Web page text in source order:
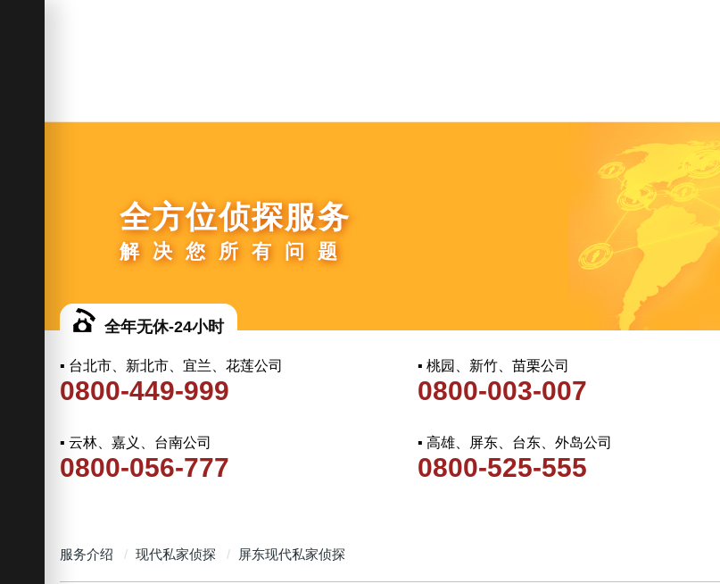
全方位侦探服务
解决您所有问题
全年无休-24小时
▪ 台北市、新北市、宜兰、花莲公司
0800-449-999
▪ 桃园、新竹、苗栗公司
0800-003-007
▪ 云林、嘉义、台南公司
0800-056-777
▪ 高雄、屏东、台东、外岛公司
0800-525-555
服务介绍 现代私家侦探 屏东现代私家侦探